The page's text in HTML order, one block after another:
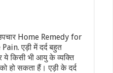
Home Remedy for
एड़ी में दर्द बहुत
ये किसी भी आयु के व्यक्ति
हो सकता हैं। एड़ी के दर्द